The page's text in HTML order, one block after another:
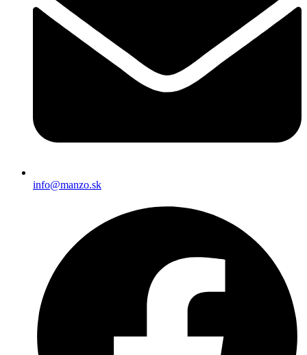
info@manzo.sk